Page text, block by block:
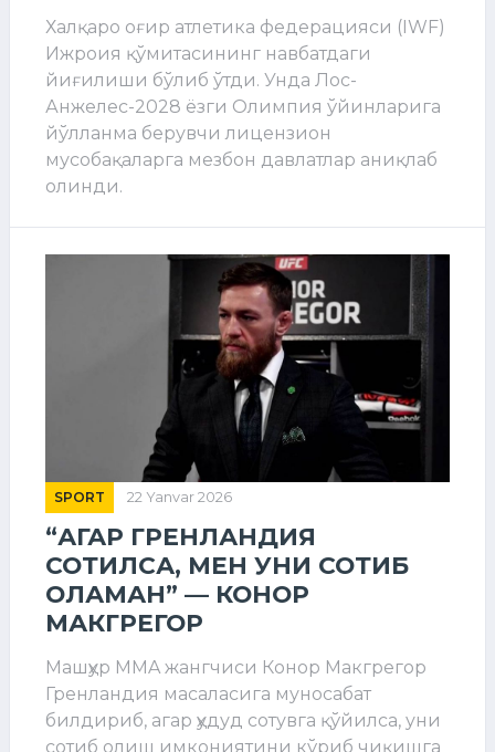
Халқаро оғир атлетика федерацияси (IWF)
Ижроия қўмитасининг навбатдаги
йиғилиши бўлиб ўтди. Унда Лос-
Анжелес-2028 ёзги Олимпия ўйинларига
йўлланма берувчи лицензион
мусобақаларга мезбон давлатлар аниқлаб
олинди.
SPORT 22 Yanvar 2026
“АГАР ГРЕНЛАНДИЯ
СОТИЛСА, МЕН УНИ СОТИБ
ОЛАМАН” — КОНОР
МАКГРЕГОР
Машҳур MMA жангчиси Конор Макгрегор
Гренландия масаласига муносабат
билдириб, агар ҳудуд сотувга қўйилса, уни
сотиб олиш имкониятини кўриб чиқишга